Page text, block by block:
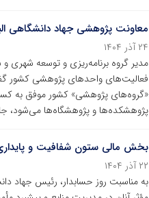
معاونت پژوهشی جهاد دانشگاهی
۲۴ آذر ۱۴۰۴
مدیر گروه برنامه‌ریزی و توسعه شهری و
فعالیت‌های واحدهای پژوهشی کشور
«گروه‌های پژوهشی» کشور موفق به
پژوهشکده‌ها و پژوهشگاه‌ها می‌شود،
بخش مالی ستون شفافیت و
۲۲ آذر ۱۴۰۴
به مناسبت روز حسابدار، رئیس جهاد